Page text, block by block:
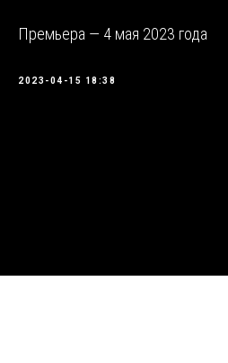
Премьера — 4 мая 2023 года
2023-04-15 18:38